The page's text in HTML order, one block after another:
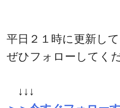
平日２１時に更新し
ぜひフォローしてく
↓↓↓